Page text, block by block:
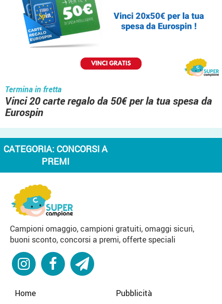
Termina in fretta
Vinci 20 carte regalo da 50€ per la tua spesa da
Eurospin
CATEGORIA: CONCORSI A
PREMI
Campioni omaggio, campioni gratuiti, omaggi sicuri,
buoni sconto, concorsi a premi, offerte speciali
Home
Pubblicità